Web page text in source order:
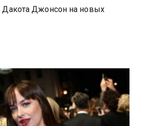
Дакота Джонсон на новых